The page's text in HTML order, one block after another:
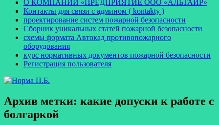
О КОМПАНИИ «ПРЕДПРИЯТИЕ ООО «АЛЬТАИР»
Контакты для связи с админом ( kontakty )
проектирование систем пожарной безопасности
Сборник уникальных статей пожарной безопасности
схемы формата Автокад противопожарного
оборудования
курс нормативных документов пожарной безопасности
Регистрация пользователя
Архив метки: какие допуски к работе с
болгаркой